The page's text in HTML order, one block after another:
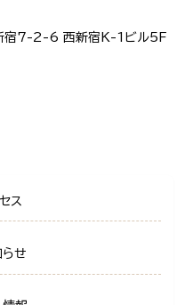
宿7-2-6 西新宿K-1ビル5F
ス
らせ